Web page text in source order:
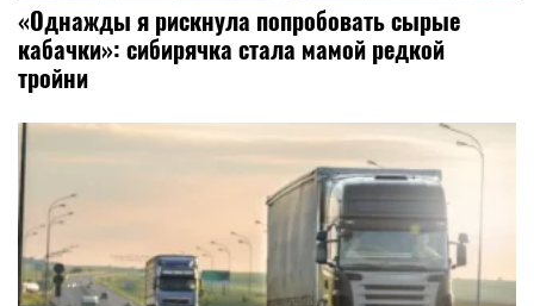
«Однажды я рискнула попробовать сырые
кабачки»: сибирячка стала мамой редкой
тройни